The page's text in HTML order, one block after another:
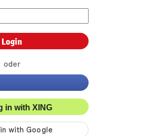
oder
in with XING